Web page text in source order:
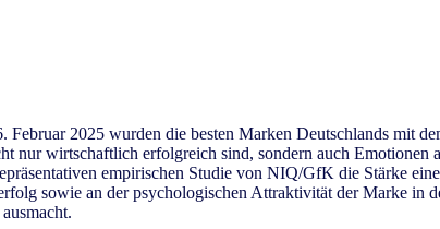
Februar 2025 wurden die besten Marken Deutschlands mit
nur wirtschaftlich erfolgreich sind, sondern auch Emotionen
empirischen Studie von NIQ/GfK die Stärke
sowie an der psychologischen Attraktivität der Marke in